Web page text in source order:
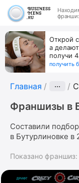
Открой
а
получи
получить
Главная ···
Франшизы в
Составили
в Бутурлиновке в
Показано франшиз: